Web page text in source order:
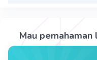
Beri Rating·0.0(
Mau